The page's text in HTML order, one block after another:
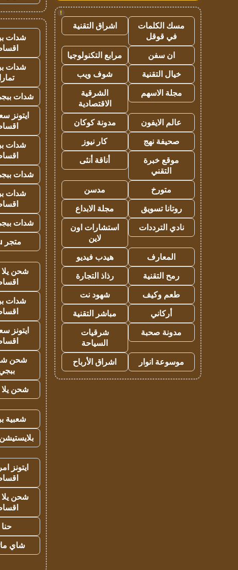
!
مسك الكلمات
في قوقل
اشراق التقنية
ان سفن
مرابع التكنولوجيا
خيال التقنية
شوف ويب
مجلة الاسهم
الشرقية
الاقتصادية
عالم الايفون
مدونة كوكان
صحيفة نهج
كار نيوز
موقع خبرة
التقني
أناقة أنثى
متورخ
مدسن
روتانا تسويق
مجلة الابداع
نادي الترددات
استشارات اون
لاين
المعارف
هيدب فيديو
رمح التقنية
رذاذ التجارة
طعم وكيف
شهود نت
أركاني
مباشر التقنية
مدونة صحبة
شرقيات
السياحة
موسوعة انوار
اشراق الأرباح
شدات
شدات
تمارا
شدات
ايتونز
شدات
شدات
شدات
شدات
متجر 4u
شحن يلا
شدات
ايتونز
شحن
شحن يلا
شعبية
ايتونز
شحن يلا
حنا
شاي